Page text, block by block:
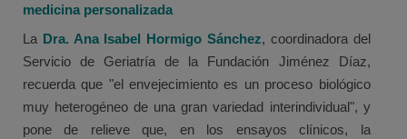
medicina personalizada
La Dra. Ana Isabel Hormigo Sánchez, coordinadora del
Servicio de Geriatría de la Fundación Jiménez Díaz,
recuerda que "el envejecimiento es un proceso biológico
muy heterogéneo de una gran variedad interindividual", y
pone de relieve que, en los ensayos clínicos, la